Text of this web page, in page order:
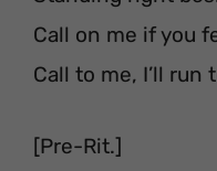
Call on me if you
Call to me, I’ll run
[Pre-Rit.]